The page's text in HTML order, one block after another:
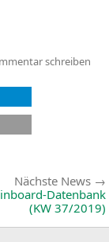
zu
AIDA64
schreiben
Nächste News
Datenbank
(KW 37/2019)